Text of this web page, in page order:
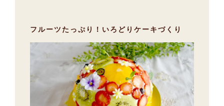
フルーツたっぷり！いろどりケーキづくり